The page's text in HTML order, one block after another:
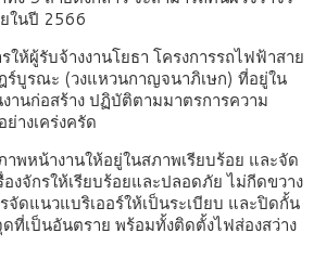
ในปี 2566
ให้ผู้รับจ้างงานโยธา โครงการรถไฟฟ้าสาย
ร์บูรณะ (วงแหวนกาญจนาภิเษก) ที่อยู่ใน
านก่อสร้าง ปฏิบัติตามมาตรการความ
างเคร่งครัด
พหน้างานให้อยู่ในสภาพเรียบร้อย และจัด
งจักรให้เรียบร้อยและปลอดภัย ไม่กีดขวาง
จัดแนวแบริเออร์ให้เป็นระเบียบ และปิดกั้น
ที่เป็นอันตราย พร้อมทั้งติดตั้งไฟส่องสว่าง